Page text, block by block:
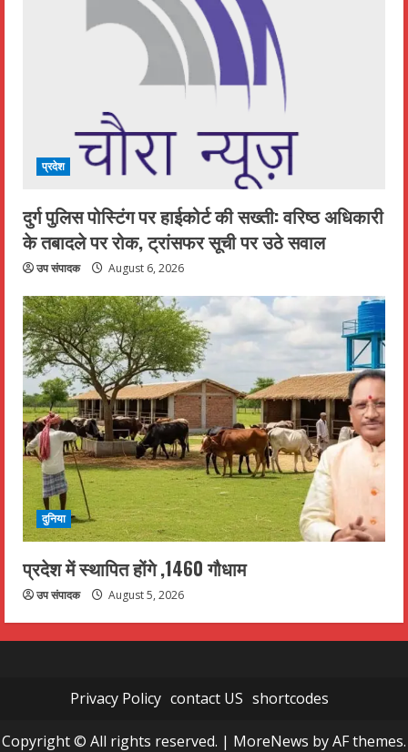
प्रदेश
दुर्ग पुलिस पोस्टिंग पर हाईकोर्ट की सख्ती: वरिष्ठ अधिकारी
के तबादले पर रोक, ट्रांसफर सूची पर उठे सवाल
उप संपादक August 6, 2026
दुनिया
प्रदेश में स्थापित होंगे ,1460 गौधाम
उप संपादक August 5, 2026
Privacy Policy contact US shortcodes
Copyright © All rights reserved. | MoreNews by AF themes.